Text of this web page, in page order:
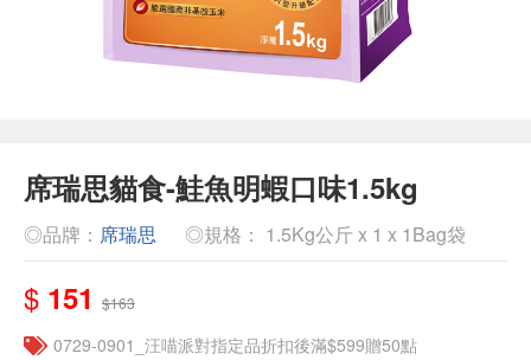
席瑞思貓食-鮭魚明蝦口味1.5kg
◎品牌： 席瑞思 ◎規格： 1.5Kg公斤 x 1 x 1Bag袋
$ 151 $163
0729-0901_汪喵派對指定品折扣後滿$599贈50點